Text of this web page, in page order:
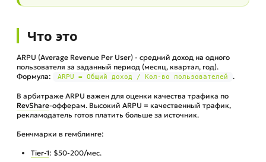
Что это
ARPU (Average Revenue Per User) - средний доход на одного
пользователя за заданный период (месяц, квартал, год).
Формула:
ARPU = Общий доход / Кол-во пользователей .
В арбитраже ARPU важен для оценки качества трафика по
RevShare-офферам. Высокий ARPU = качественный трафик,
рекламодатель готов платить больше за источник.
Бенчмарки в гемблинге:
Tier-1: $50-200/мес.